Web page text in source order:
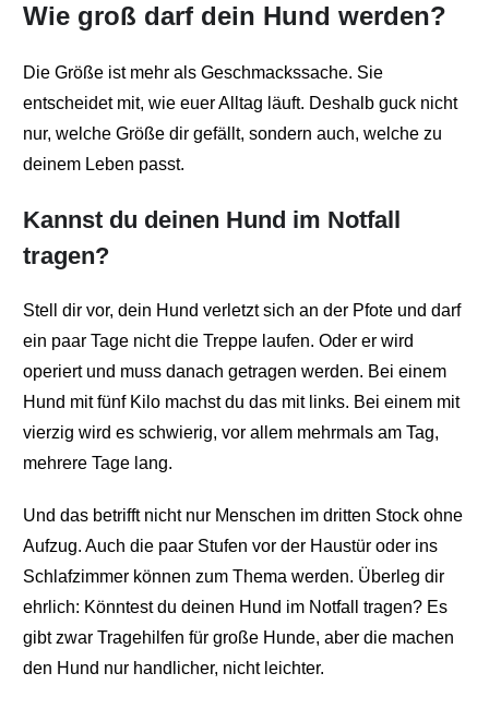
Wie groß darf dein Hund werden?
Die Größe ist mehr als Geschmackssache. Sie
entscheidet mit, wie euer Alltag läuft. Deshalb guck nicht
nur, welche Größe dir gefällt, sondern auch, welche zu
deinem Leben passt.
Kannst du deinen Hund im Notfall
tragen?
Stell dir vor, dein Hund verletzt sich an der Pfote und darf
ein paar Tage nicht die Treppe laufen. Oder er wird
operiert und muss danach getragen werden. Bei einem
Hund mit fünf Kilo machst du das mit links. Bei einem mit
vierzig wird es schwierig, vor allem mehrmals am Tag,
mehrere Tage lang.
Und das betrifft nicht nur Menschen im dritten Stock ohne
Aufzug. Auch die paar Stufen vor der Haustür oder ins
Schlafzimmer können zum Thema werden. Überleg dir
ehrlich: Könntest du deinen Hund im Notfall tragen? Es
gibt zwar Tragehilfen für große Hunde, aber die machen
den Hund nur handlicher, nicht leichter.